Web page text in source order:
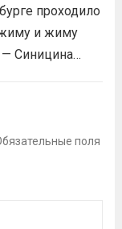
проходило
и жиму
— Синицина
поля